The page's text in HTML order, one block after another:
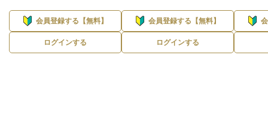
会員登録する【無料】
ログインする
会員登録する【無料】
ログインする